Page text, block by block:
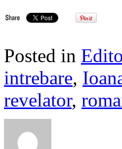
Posted in
intrebare,
revelator,